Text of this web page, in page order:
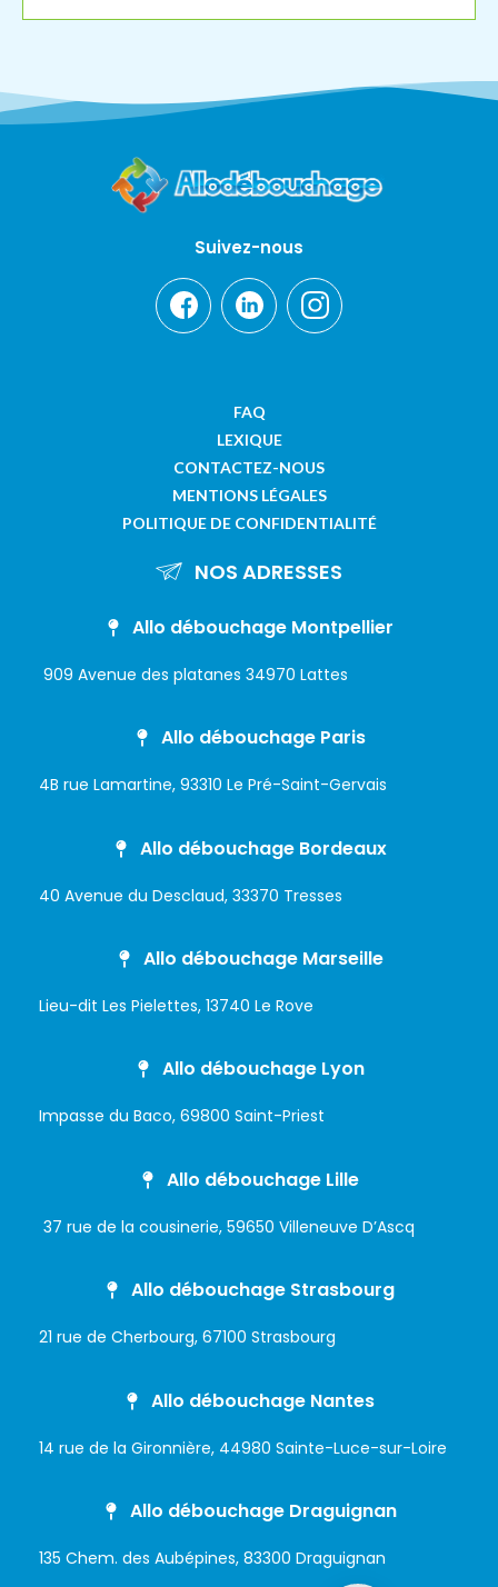
Suivez-nous
FAQ
LEXIQUE
CONTACTEZ-NOUS
MENTIONS LÉGALES
POLITIQUE DE CONFIDENTIALITÉ
NOS ADRESSES
Allo débouchage Montpellier
909 Avenue des platanes 34970 Lattes
Allo débouchage Paris
4B rue Lamartine, 93310 Le Pré-Saint-Gervais
Allo débouchage Bordeaux
40 Avenue du Desclaud, 33370 Tresses
Allo débouchage Marseille
Lieu-dit Les Pielettes, 13740 Le Rove
Allo débouchage Lyon
Impasse du Baco, 69800 Saint-Priest
Allo débouchage Lille
37 rue de la cousinerie, 59650 Villeneuve D’Ascq
Allo débouchage Strasbourg
21 rue de Cherbourg, 67100 Strasbourg
Allo débouchage Nantes
14 rue de la Gironnière, 44980 Sainte-Luce-sur-Loire
Allo débouchage Draguignan
135 Chem. des Aubépines, 83300 Draguignan